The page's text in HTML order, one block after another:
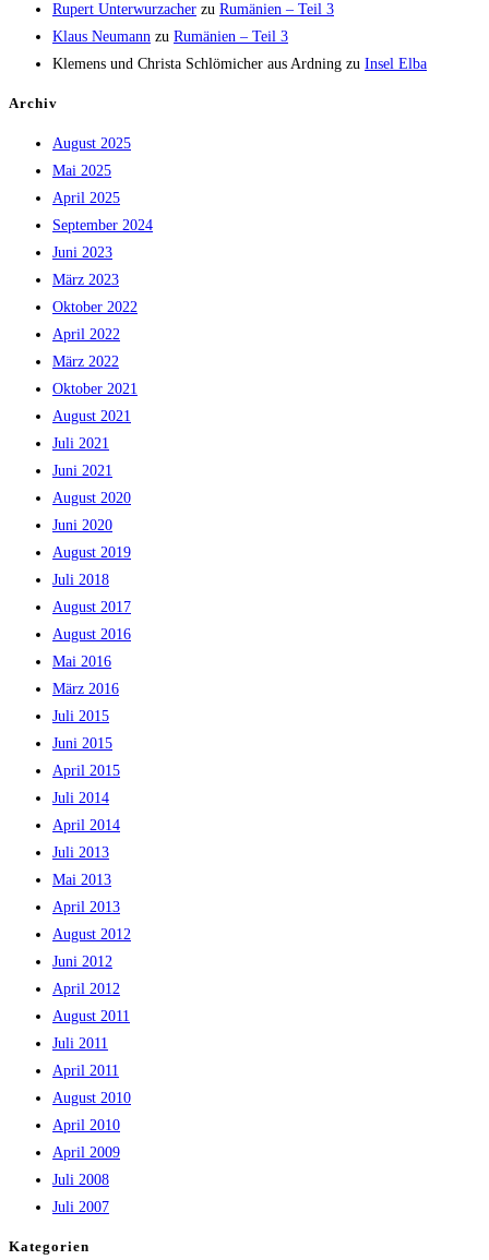
Rupert Unterwurzacher zu Rumänien – Teil 3
Klaus Neumann zu Rumänien – Teil 3
Klemens und Christa Schlömicher aus Ardning zu Insel Elba
Archiv
August 2025
Mai 2025
April 2025
September 2024
Juni 2023
März 2023
Oktober 2022
April 2022
März 2022
Oktober 2021
August 2021
Juli 2021
Juni 2021
August 2020
Juni 2020
August 2019
Juli 2018
August 2017
August 2016
Mai 2016
März 2016
Juli 2015
Juni 2015
April 2015
Juli 2014
April 2014
Juli 2013
Mai 2013
April 2013
August 2012
Juni 2012
April 2012
August 2011
Juli 2011
April 2011
August 2010
April 2010
April 2009
Juli 2008
Juli 2007
Kategorien